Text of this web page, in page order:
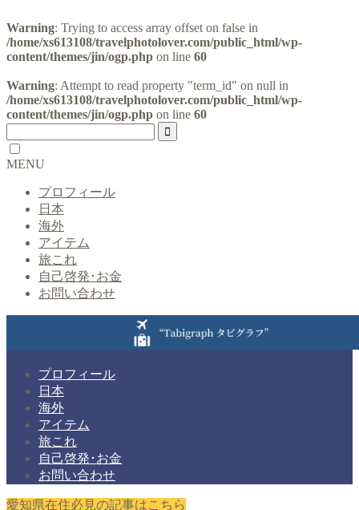
Warning: Trying to access array offset on false in
/home/xs613108/travelphotolover.com/public_html/wp-
content/themes/jin/ogp.php on line 60
Warning: Attempt to read property "term_id" on null in
/home/xs613108/travelphotolover.com/public_html/wp-
content/themes/jin/ogp.php on line 60
MENU
プロフィール
日本
海外
アイテム
旅これ
自己啓発･お金
お問い合わせ
プロフィール
日本
海外
アイテム
旅これ
自己啓発･お金
お問い合わせ
愛知県在住必見の記事はこちら